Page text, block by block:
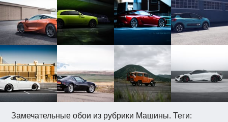
Замечательные обои из рубрики Машины. Теги: